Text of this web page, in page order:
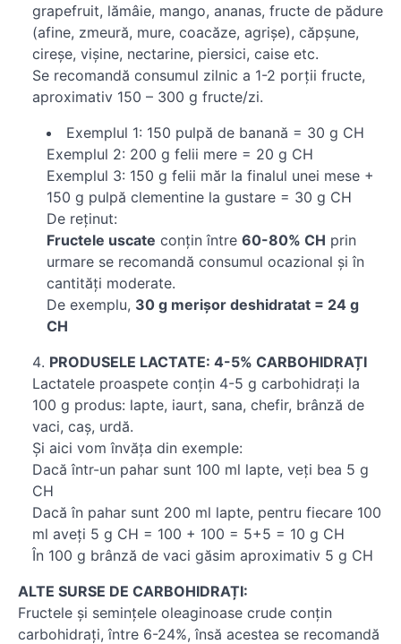
grapefruit, lămâie, mango, ananas, fructe de pădure
(afine, zmeură, mure, coacăze, agrișe), căpșune,
cireșe, vișine, nectarine, piersici, caise etc.
Se recomandă consumul zilnic a 1-2 porții fructe,
aproximativ 150 – 300 g fructe/zi.
Exemplul 1: 150 pulpă de banană = 30 g CH
Exemplul 2: 200 g felii mere = 20 g CH
Exemplul 3: 150 g felii măr la finalul unei mese +
150 g pulpă clementine la gustare = 30 g CH
De reținut:
Fructele uscate conțin între 60-80% CH prin
urmare se recomandă consumul ocazional și în
cantități moderate.
De exemplu, 30 g merișor deshidratat = 24 g
CH
PRODUSELE LACTATE: 4-5% CARBOHIDRAȚI
Lactatele proaspete conțin 4-5 g carbohidrați la
100 g produs: lapte, iaurt, sana, chefir, brânză de
vaci, caș, urdă.
Și aici vom învăța din exemple:
Dacă într-un pahar sunt 100 ml lapte, veți bea 5 g
CH
Dacă în pahar sunt 200 ml lapte, pentru fiecare 100
ml aveți 5 g CH = 100 + 100 = 5+5 = 10 g CH
În 100 g brânză de vaci găsim aproximativ 5 g CH
ALTE SURSE DE CARBOHIDRAȚI:
Fructele și semințele oleaginoase crude conțin
carbohidrați, între 6-24%, însă acestea se recomandă